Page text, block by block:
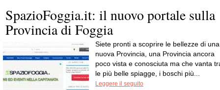
SpazioFoggia.it: il nuovo portale sulla
Provincia di Foggia
Siete pronti a scoprire le bellezze di una
nuova Provincia, una Provincia ancora
poco vista e conosciuta ma che vanta
le più belle spiagge, i boschi più...
Leggere il seguito